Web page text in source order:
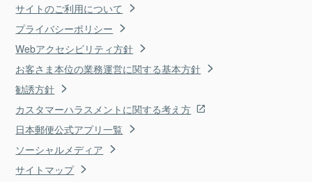
サイトのご利用について
プライバシーポリシー
Webアクセシビリティ方針
お客さま本位の業務運営に関する基本方針
勧誘方針
カスタマーハラスメントに関する考え方
日本郵便公式アプリ一覧
ソーシャルメディア
サイトマップ